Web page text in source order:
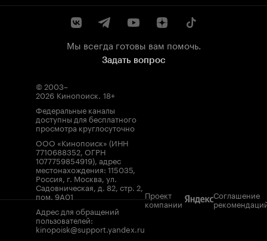
Мы всегда готовы вам помочь.
Задать вопрос
© 2003–
2026 Кинопоиск. 18+
Федеральные каналы
доступны для бесплатного
просмотра круглосуточно
ООО «Кинопоиск» (ИНН
7710688352, ОГРН
1077759854919), адрес
местонахождения: 115035,
Россия, г. Москва, ул.
Садовническая, д. 82, стр. 2,
пом. 9А01
Адрес для обращений
пользователей:
kinopoisk@support.yandex.ru
Проект
компании
Соглашение